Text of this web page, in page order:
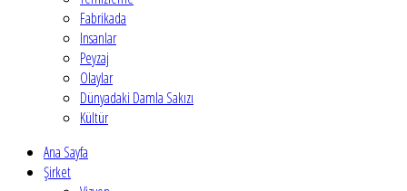
Fabrikada
Insanlar
Peyzaj
Olaylar
Dünyadaki Damla Sakızı
Kültür
Ana Sayfa
Şirket